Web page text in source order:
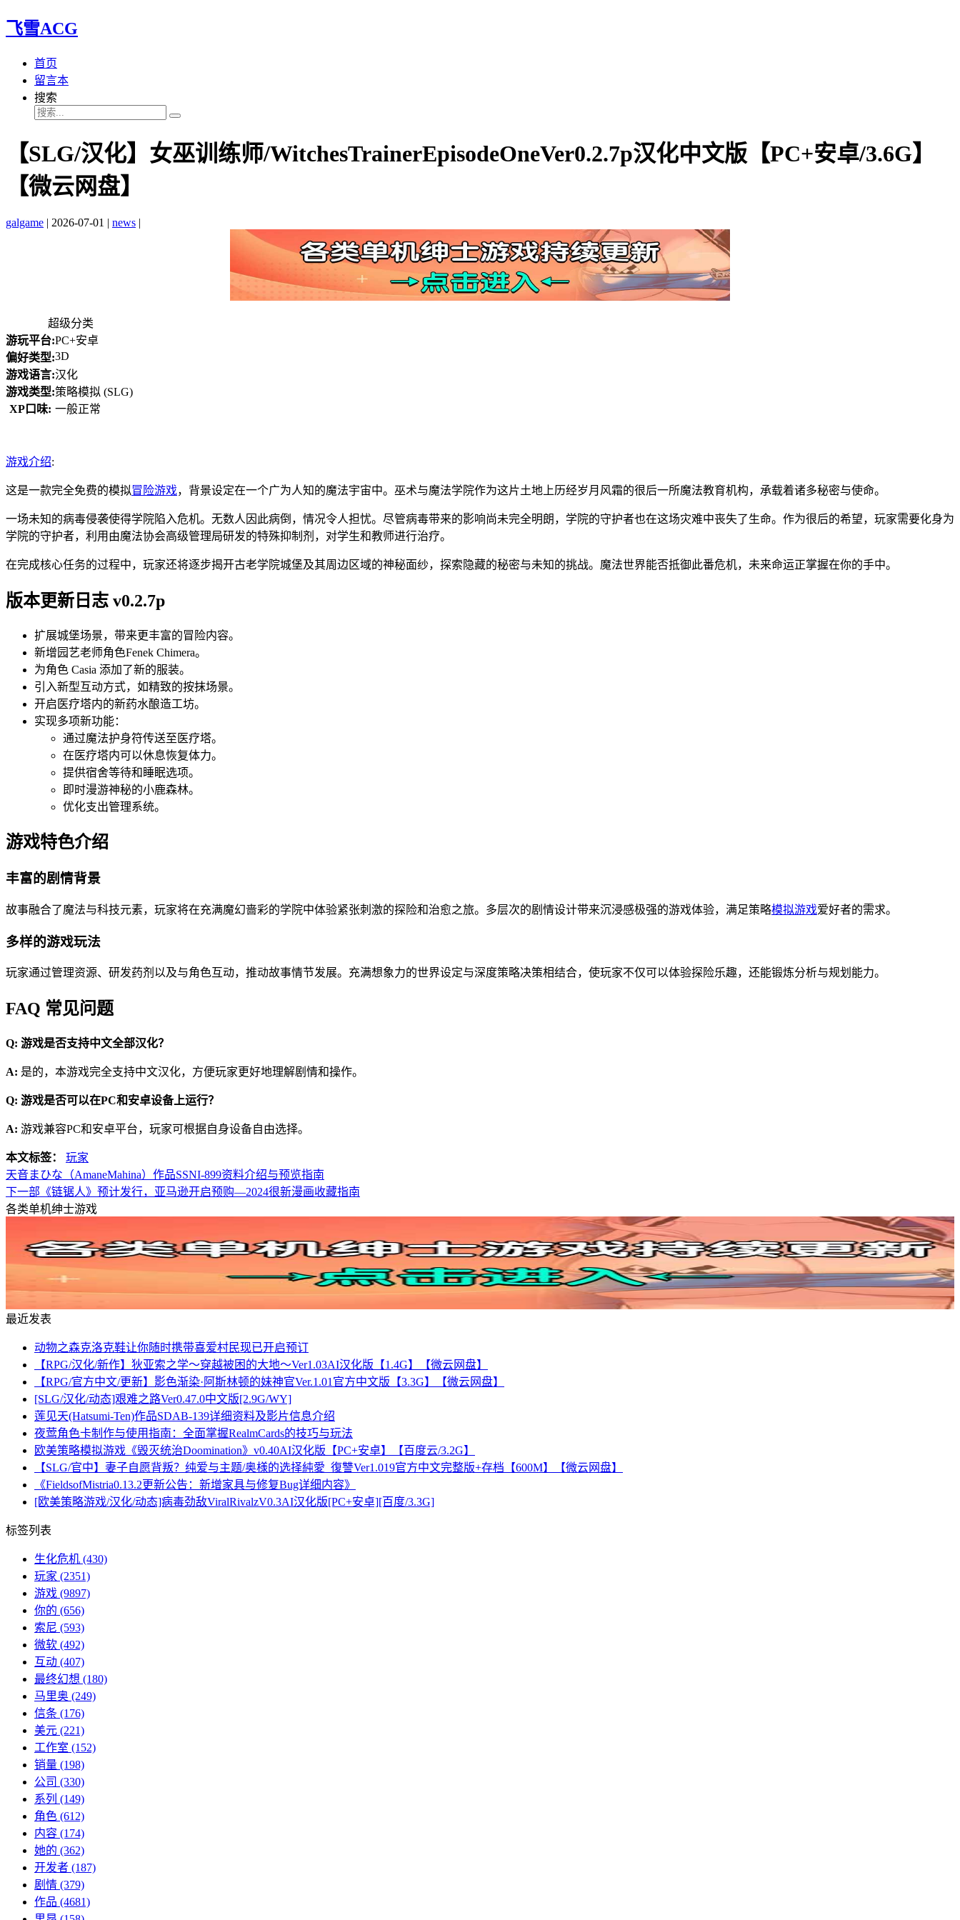
飞雪ACG
首页
留言本
搜索
【SLG/汉化】女巫训练师/WitchesTrainerEpisodeOneVer0.2.7p汉化中文版【PC+安卓/3.6G】
【微云网盘】
galgame | 2026-07-01 | news |
超级分类
游玩平台:PC+安卓
偏好类型:3D
游戏语言:汉化
游戏类型:策略模拟 (SLG)
XP口味: 一般正常
游戏介绍:
这是一款完全免费的模拟冒险游戏，背景设定在一个广为人知的魔法宇宙中。巫术与魔法学院作为这片土地上历经岁月风霜的很后一所魔法教育机构，承载着诸多秘密与使命。
一场未知的病毒侵袭使得学院陷入危机。无数人因此病倒，情况令人担忧。尽管病毒带来的影响尚未完全明朗，学院的守护者也在这场灾难中丧失了生命。作为很后的希望，玩家需要化身为
学院的守护者，利用由魔法协会高级管理局研发的特殊抑制剂，对学生和教师进行治疗。
在完成核心任务的过程中，玩家还将逐步揭开古老学院城堡及其周边区域的神秘面纱，探索隐藏的秘密与未知的挑战。魔法世界能否抵御此番危机，未来命运正掌握在你的手中。
版本更新日志 v0.2.7p
扩展城堡场景，带来更丰富的冒险内容。
新增园艺老师角色Fenek Chimera。
为角色 Casia 添加了新的服装。
引入新型互动方式，如精致的按抹场景。
开启医疗塔内的新药水酿造工坊。
实现多项新功能：
通过魔法护身符传送至医疗塔。
在医疗塔内可以休息恢复体力。
提供宿舍等待和睡眠选项。
即时漫游神秘的小鹿森林。
优化支出管理系统。
游戏特色介绍
丰富的剧情背景
故事融合了魔法与科技元素，玩家将在充满魔幻啬彩的学院中体验紧张刺激的探险和治愈之旅。多层次的剧情设计带来沉浸感极强的游戏体验，满足策略模拟游戏爱好者的需求。
多样的游戏玩法
玩家通过管理资源、研发药剂以及与角色互动，推动故事情节发展。充满想象力的世界设定与深度策略决策相结合，使玩家不仅可以体验探险乐趣，还能锻炼分析与规划能力。
FAQ 常见问题
Q: 游戏是否支持中文全部汉化？
A: 是的，本游戏完全支持中文汉化，方便玩家更好地理解剧情和操作。
Q: 游戏是否可以在PC和安卓设备上运行？
A: 游戏兼容PC和安卓平台，玩家可根据自身设备自由选择。
本文标签：
玩家
天音まひな（AmaneMahina）作品SSNI-899资料介绍与预览指南
下一部《链锯人》预计发行，亚马逊开启预购—2024很新漫画收藏指南
各类单机绅士游戏
最近发表
动物之森克洛克鞋让你随时携带喜爱村民现已开启预订
【RPG/汉化/新作】狄亚索之学～穿越被困的大地～Ver1.03AI汉化版【1.4G】【微云网盘】
【RPG/官方中文/更新】影色渐染·阿斯林顿的妹神官Ver.1.01官方中文版【3.3G】【微云网盘】
[SLG/汉化/动态]艰难之路Ver0.47.0中文版[2.9G/WY]
莲见天(Hatsumi-Ten)作品SDAB-139详细资料及影片信息介绍
夜莺角色卡制作与使用指南：全面掌握RealmCards的技巧与玩法
欧美策略模拟游戏《毁灭统治Doomination》v0.40AI汉化版【PC+安卓】【百度云/3.2G】
【SLG/官中】妻子自愿背叛？纯爱与主题/奥様的选择純愛_復讐Ver1.019官方中文完整版+存档【600M】【微云网盘】
《FieldsofMistria0.13.2更新公告：新增家具与修复Bug详细内容》
[欧美策略游戏/汉化/动态]病毒劲敌ViralRivalzV0.3AI汉化版[PC+安卓][百度/3.3G]
标签列表
生化危机 (430)
玩家 (2351)
游戏 (9897)
你的 (656)
索尼 (593)
微软 (492)
互动 (407)
最终幻想 (180)
马里奥 (249)
信条 (176)
美元 (221)
工作室 (152)
销量 (198)
公司 (330)
系列 (149)
角色 (612)
内容 (174)
她的 (362)
开发者 (187)
剧情 (379)
作品 (4681)